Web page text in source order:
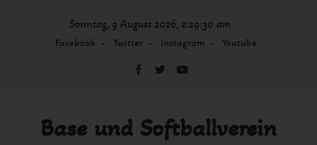
Sonntag, 9 August 2026, 2:29:30 am
Facebook Twitter Instagram Youtube
Base und Softballverein